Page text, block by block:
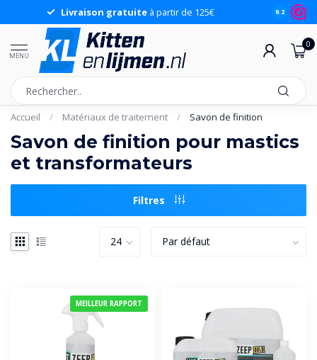
Livraison gratuite à partir de 125€ 9.2
MENU
0
Accueil / Matériaux de traitement / Savon de finition
Savon de finition pour mastics
et transformateurs
Filtres
MEILLEUR RAPPORT